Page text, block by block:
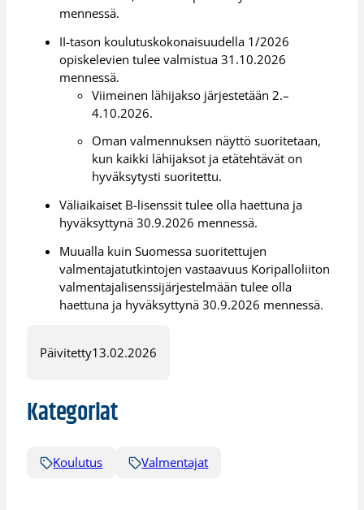
mennessä.
II-tason koulutuskokonaisuudella 1/2026
opiskelevien tulee valmistua 31.10.2026
mennessä.
Viimeinen lähijakso järjestetään 2.–
4.10.2026.
Oman valmennuksen näyttö suoritetaan,
kun kaikki lähijaksot ja etätehtävät on
hyväksytysti suoritettu.
Väliaikaiset B-lisenssit tulee olla haettuna ja
hyväksyttynä 30.9.2026 mennessä.
Muualla kuin Suomessa suoritettujen
valmentajatutkintojen vastaavuus Koripalloliiton
valmentajalisenssijärjestelmään tulee olla
haettuna ja hyväksyttynä 30.9.2026 mennessä.
Päivitetty13.02.2026
Kategoriat
Koulutus Valmentajat